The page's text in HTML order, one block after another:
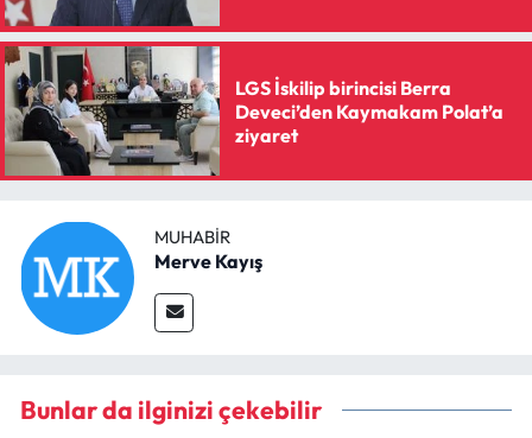
LGS İskilip birincisi Berra
Deveci’den Kaymakam Polat’a
ziyaret
MUHABIR
Merve Kayış
Bunlar da ilginizi çekebilir